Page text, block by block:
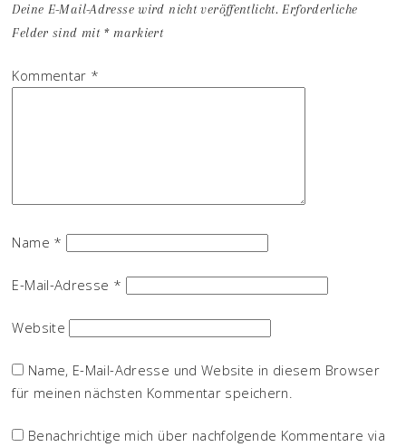
Deine E-Mail-Adresse wird nicht veröffentlicht. Erforderliche
Felder sind mit *markiert
Kommentar *
Name *
E-Mail-Adresse *
Website
Name, E-Mail-Adresse und Website in diesem Browser
für meinen nächsten Kommentar speichern.
Benachrichtige mich über nachfolgende Kommentare via